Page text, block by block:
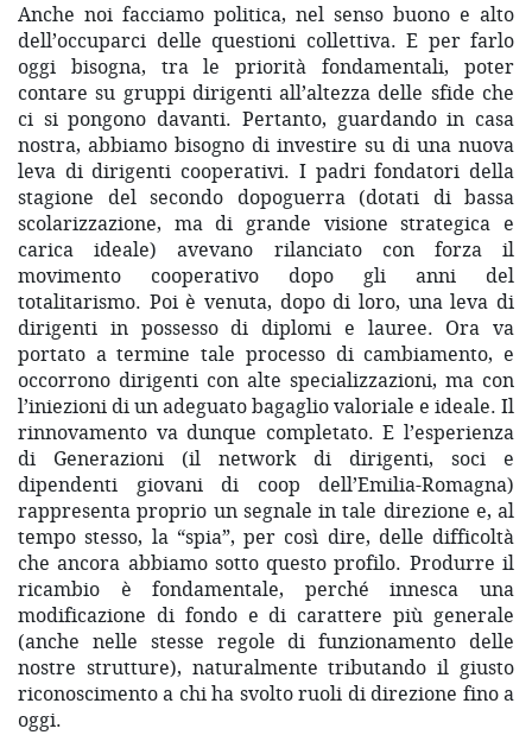
Anche noi facciamo politica, nel senso buono e alto
dell’occuparci delle questioni collettiva. E per farlo
oggi bisogna, tra le priorità fondamentali, poter
contare su gruppi dirigenti all’altezza delle sfide che
ci si pongono davanti. Pertanto, guardando in casa
nostra, abbiamo bisogno di investire su di una nuova
leva di dirigenti cooperativi. I padri fondatori della
stagione del secondo dopoguerra (dotati di bassa
scolarizzazione, ma di grande visione strategica e
carica ideale) avevano rilanciato con forza il
movimento cooperativo dopo gli anni del
totalitarismo. Poi è venuta, dopo di loro, una leva di
dirigenti in possesso di diplomi e lauree. Ora va
portato a termine tale processo di cambiamento, e
occorrono dirigenti con alte specializzazioni, ma con
l’iniezioni di un adeguato bagaglio valoriale e ideale. Il
rinnovamento va dunque completato. E l’esperienza
di Generazioni (il network di dirigenti, soci e
dipendenti giovani di coop dell’Emilia-Romagna)
rappresenta proprio un segnale in tale direzione e, al
tempo stesso, la “spia”, per così dire, delle difficoltà
che ancora abbiamo sotto questo profilo. Produrre il
ricambio è fondamentale, perché innesca una
modificazione di fondo e di carattere più generale
(anche nelle stesse regole di funzionamento delle
nostre strutture), naturalmente tributando il giusto
riconoscimento a chi ha svolto ruoli di direzione fino a
oggi.